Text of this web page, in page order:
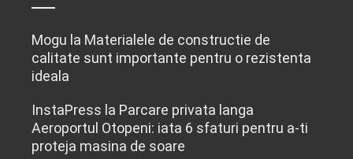
Mogu la Materialele de constructie de
calitate sunt importante pentru o rezistenta
ideala
InstaPress la Parcare privata langa
Aeroportul Otopeni: iata 6 sfaturi pentru a-ti
proteja masina de soare